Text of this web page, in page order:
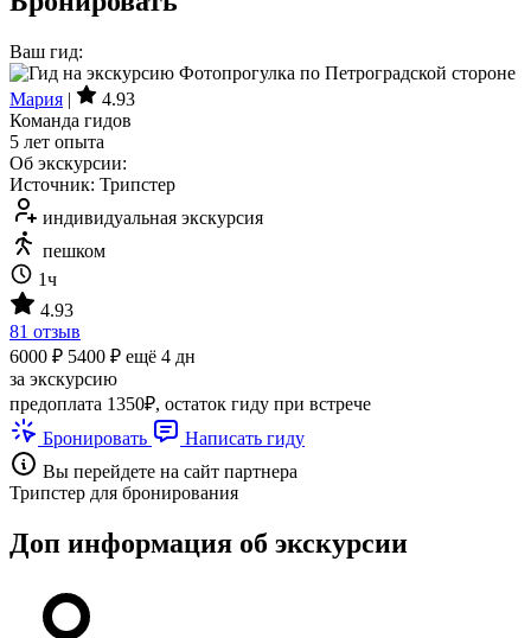
Ваш гид:
Мария |
4.93
Команда гидов
5 лет опыта
Об экскурсии:
Источник: Трипстер
индивидуальная экскурсия
пешком
1ч
4.93
81 отзыв
6000 ₽ 5400 ₽ ещё 4 дн
за экскурсию
предоплата 1350₽, остаток гиду при встрече
Бронировать
Написать гиду
Вы перейдете на сайт партнера
Трипстер для бронирования
Доп информация об экскурсии